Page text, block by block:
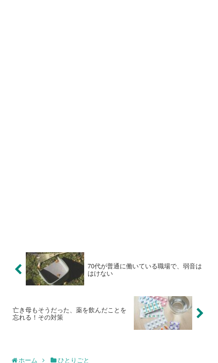
70代が普通に働いている職場で、弱音は
はけない
亡き母もそうだった、薬を飲んだことを
忘れる！その対策
ホーム ひとりごと